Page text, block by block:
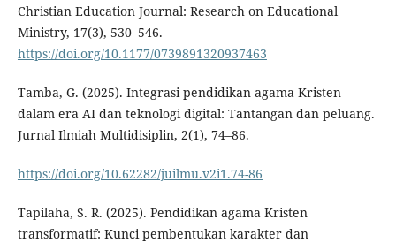
Christian Education Journal: Research on Educational
Ministry, 17(3), 530–546.
https://doi.org/10.1177/0739891320937463
Tamba, G. (2025). Integrasi pendidikan agama Kristen
dalam era AI dan teknologi digital: Tantangan dan peluang.
Jurnal Ilmiah Multidisiplin, 2(1), 74–86.
https://doi.org/10.62282/juilmu.v2i1.74-86
Tapilaha, S. R. (2025). Pendidikan agama Kristen
transformatif: Kunci pembentukan karakter dan